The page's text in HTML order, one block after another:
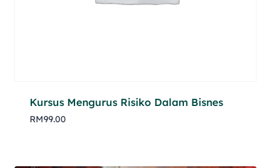
Kursus Mengurus Risiko Dalam Bisnes
RM99.00